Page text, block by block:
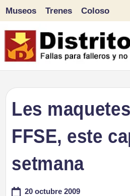
Saltar
al
Museos Trenes Coloso
Les
FFSE, este
setmana
20 octubre 2009